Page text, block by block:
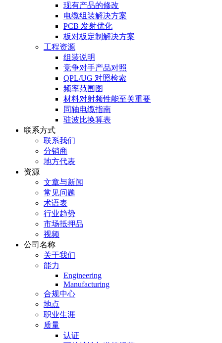
现有产品的修改
电缆组装解决方案
PCB 发射优化
板对板定制解决方案
工程资源
组装说明
竞争对手产品对照
QPL/UG 对照检索
频率范围图
材料对射频性能至关重要
同轴电缆指南
驻波比换算表
联系方式
联系我们
分销商
地方代表
资源
文章与新闻
常见问题
术语表
行业趋势
市场抵押品
视频
公司名称
关于我们
能力
Engineering
Manufacturing
合规中心
地点
职业生涯
质量
认证